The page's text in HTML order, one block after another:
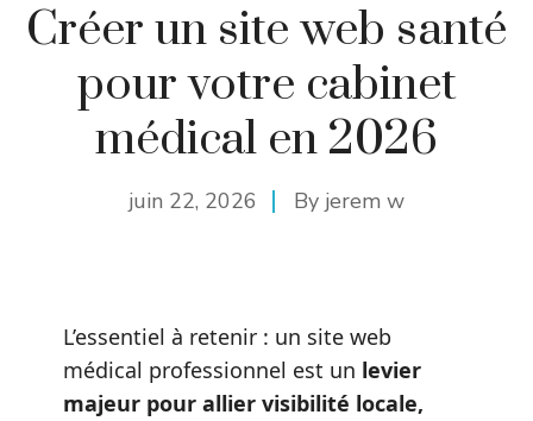
Créer un site web santé
pour votre cabinet
médical en 2026
juin 22, 2026 By jerem w
L’essentiel à retenir : un site web
médical professionnel est un levier
majeur pour allier visibilité locale,